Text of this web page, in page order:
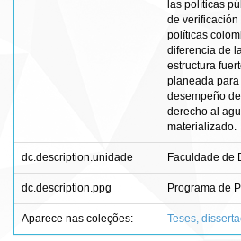
las políticas
de
políticas
diferencia de
estructura
planeada para
desempeño
derecho al
materializado.
dc.description.unidade Faculdade de
dc.description.ppg Programa de
Aparece nas coleções: Teses,